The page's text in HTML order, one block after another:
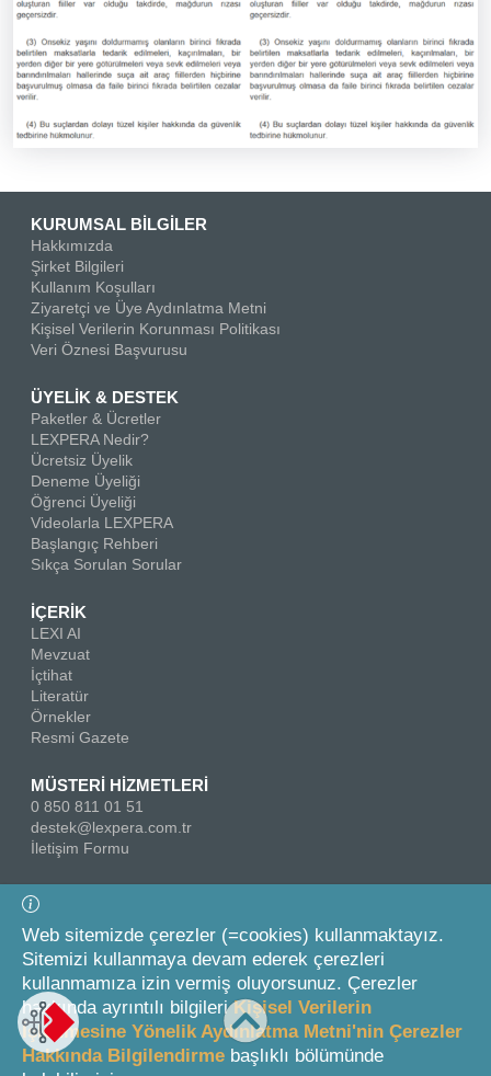
KURUMSAL BİLGİLER
Hakkımızda
Şirket Bilgileri
Kullanım Koşulları
Ziyaretçi ve Üye Aydınlatma Metni
Kişisel Verilerin Korunması Politikası
Veri Öznesi Başvurusu
ÜYELİK & DESTEK
Paketler & Ücretler
LEXPERA Nedir?
Ücretsiz Üyelik
Deneme Üyeliği
Öğrenci Üyeliği
Videolarla LEXPERA
Başlangıç Rehberi
Sıkça Sorulan Sorular
İÇERİK
LEXI AI
Mevzuat
İçtihat
Literatür
Örnekler
Resmi Gazete
MÜSTERİ HİZMETLERİ
0 850 811 01 51
destek@lexpera.com.tr
İletişim Formu
Bizi Takip Edin
© 2026 On İki Levha Yayıncılık A.Ş.
Web sitemizde çerezler (=cookies) kullanmaktayız.
Sitemizi kullanmaya devam ederek çerezleri
kullanmamıza izin vermiş oluyorsunuz. Çerezler
hakkında ayrıntılı bilgileriKişisel Verilerin
İşlenmesine Yönelik Aydınlatma Metni'nin Çerezler
Hakkında Bilgilendirme başlıklı bölümünde